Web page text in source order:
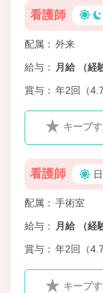
看護師
配属 外来
給与 月給 （経
賞与 年2回（
キープ
看護師
配属 手術室
給与 月給 （経
賞与 年2回（
キープ